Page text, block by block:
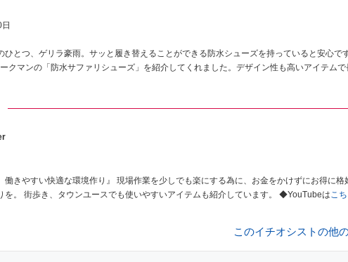
ひとつ、ゲリラ豪雨。サッと履き替えることができる防水シューズを持っていると安心で
クマンの「防水サファリシューズ」を紹介してくれました。デザイン性も高いアイテム
作業を少しでも楽にする為に、お金をかけずにお得に格好良く。 働き
やすい快適な環境つくりを。 街歩き、タウンユースでも使いやすいアイテムも紹介しています。 ◆YouTubeはこ
このイチオシストの他